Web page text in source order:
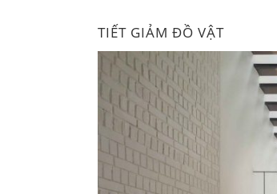
TIẾT GIẢM ĐỒ VẬT